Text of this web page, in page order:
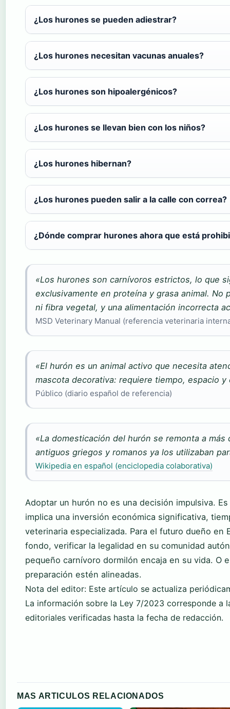
¿Los hurones se pueden adiestrar?
¿Los hurones necesitan vacunas anuales?
¿Los hurones son hipoalergénicos?
¿Los hurones se llevan bien con los niños?
¿Los hurones hibernan?
¿Los hurones pueden salir a la calle con correa?
¿Dónde comprar hurones ahora que está
«Los hurones son carnívoros estrictos, lo que
exclusivamente en proteína y grasa animal. No
ni fibra vegetal, y una alimentación incorrecta
MSD Veterinary Manual (referencia veterinaria
«El hurón es un animal activo que necesita
mascota decorativa: requiere tiempo, espacio y
Público (diario español de referencia)
«La domesticación del hurón se remonta a
antiguos griegos y romanos ya los utilizaban
Wikipedia en español (enciclopedia colaborativa)
Adoptar un hurón no es una decisión impulsiva.
implica una inversión económica significativa,
veterinaria especializada. Para el futuro dueño en
fondo, verificar la legalidad en su comunidad
pequeño carnívoro dormilón encaja en su vida. O
preparación estén alineadas.
Nota del editor: Este artículo se actualiza
La información sobre la Ley 7/2023 corresponde a
editoriales verificadas hasta la fecha de redacción.
MAS ARTICULOS RELACIONADOS